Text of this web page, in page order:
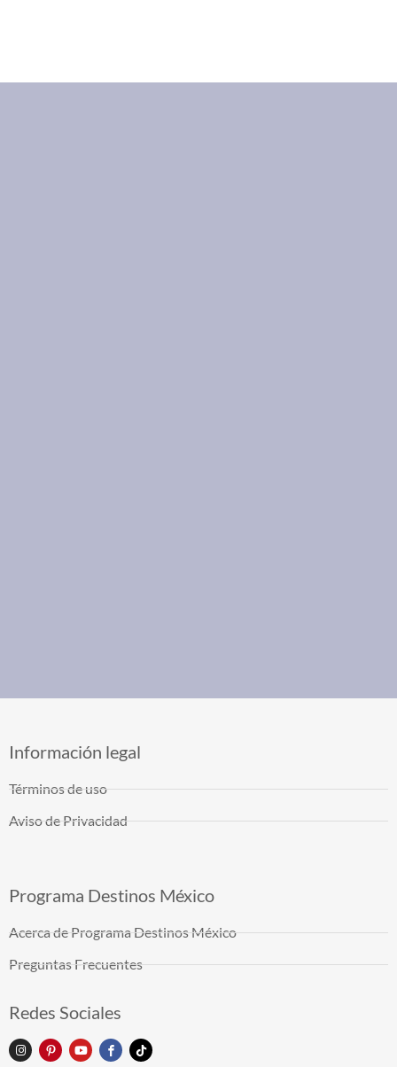
Información legal
Términos de uso
Aviso de Privacidad
Programa Destinos México
Acerca de Programa Destinos México
Preguntas Frecuentes
Redes Sociales